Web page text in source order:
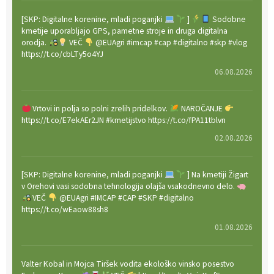
[SKP: Digitalne korenine, mladi poganjki ]
Sodobne
kmetije uporabljajo GPS, pametne stroje in druga digitalna
orodja.
VEČ
@EUAgri #imcap #cap #digitalno #skp #vlog
https://t.co/cbLTy5o4YJ
06.08.2026
Vrtovi in polja so polni zrelih pridelkov.
NAROČANJE
https://t.co/E7ekAEr2JN #kmetijstvo https://t.co/fPA11tblvn
02.08.2026
[SKP: Digitalne korenine, mladi poganjki
] Na kmetiji Žigart
v Orehovi vasi sodobna tehnologija olajša vsakodnevno delo.
VEČ
@EUAgri #IMCAP #CAP #SKP #digitalno
https://t.co/wEaow88sh8
01.08.2026
Valter Kobal in Mojca Tiršek vodita ekološko vinsko posestvo